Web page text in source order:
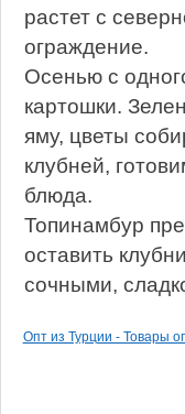
растет с
ограждение.
Осенью с
картошки.
яму, цветы
клубней,
блюда.
Топинамбур
оставить
сочными,
Опт из Турции - Товары